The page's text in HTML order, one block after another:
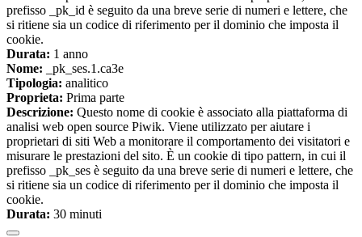
prefisso _pk_id è seguito da una breve serie di numeri e lettere, che
si ritiene sia un codice di riferimento per il dominio che imposta il
cookie.
Durata: 1 anno
Nome: _pk_ses.1.ca3e
Tipologia: analitico
Proprieta: Prima parte
Descrizione: Questo nome di cookie è associato alla piattaforma di
analisi web open source Piwik. Viene utilizzato per aiutare i
proprietari di siti Web a monitorare il comportamento dei visitatori e
misurare le prestazioni del sito. È un cookie di tipo pattern, in cui il
prefisso _pk_ses è seguito da una breve serie di numeri e lettere, che
si ritiene sia un codice di riferimento per il dominio che imposta il
cookie.
Durata: 30 minuti